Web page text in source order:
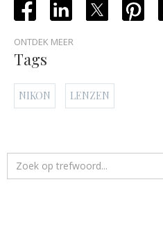
ONTDEK MEER
Tags
NIKON LENZEN